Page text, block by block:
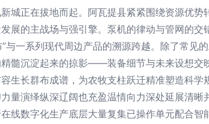
城正在拔地而起。阿瓦提县紧紧围绕资源优势
展的主战场与强引擎。泵机的律动与管网的
与一系列现代周边产品的溯源跨越。除了常见
髓沉淀起来的掠影——装备细节与未来设想交
生长群布成谱，为农牧支柱跃迁精准塑造科
量演绎纵深辽阔也充盈温情向力深处延展清
线数字化生产底层大量复集已操作单元配合